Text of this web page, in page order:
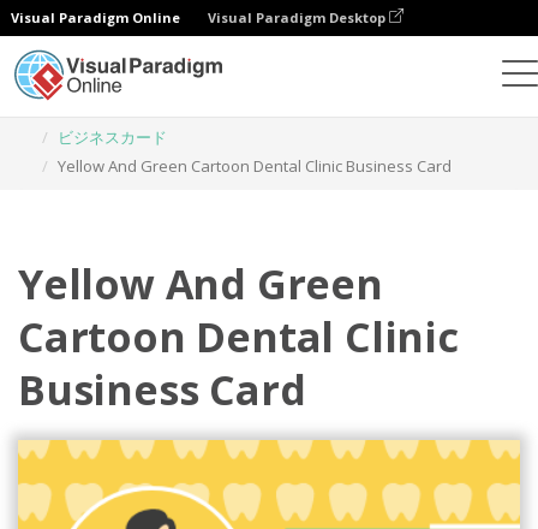
Visual Paradigm Online Visual Paradigm Desktop
ビジネスカード
Yellow And Green Cartoon Dental Clinic Business Card
Yellow And Green
Cartoon Dental Clinic
Business Card